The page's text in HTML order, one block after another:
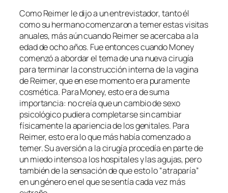
Como Reimer le dijo a un entrevistador, tanto él
como su hermano comenzaron a temer estas visitas
anuales, más aún cuando Reimer se acercaba a la
edad de ocho años. Fue entonces cuando Money
comenzó a abordar el tema de una nueva cirugía
para terminar la construcción interna de la vagina
de Reimer, que en ese momento era puramente
cosmética. Para Money, esto era de suma
importancia: no creía que un cambio de sexo
psicológico pudiera completarse sin cambiar
físicamente la apariencia de los genitales. Para
Reimer, esto era lo que más había comenzado a
temer. Su aversión a la cirugía procedía en parte de
un miedo intenso a los hospitales y las agujas, pero
también de la sensación de que esto lo “atraparía”
en un género en el que se sentía cada vez más